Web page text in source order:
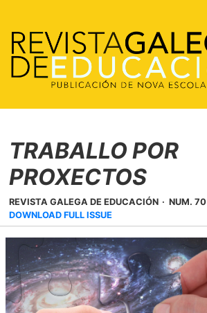
TRABALLO POR
PROXECTOS
REVISTA GALEGA DE EDUCACIÓN NUM. 70
DOWNLOAD FULL ISSUE